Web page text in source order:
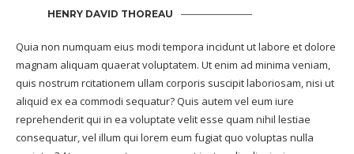
HENRY DAVID THOREAU
Quia non numquam eius modi tempora incidunt ut labore et dolore
magnam aliquam quaerat voluptatem. Ut enim ad minima veniam,
quis nostrum rcitationem ullam corporis suscipit laboriosam, nisi ut
aliquid ex ea commodi sequatur? Quis autem vel eum iure
reprehenderit qui in ea voluptate velit esse quam nihil lestiae
consequatur, vel illum qui lorem eum fugiat quo voluptas nulla